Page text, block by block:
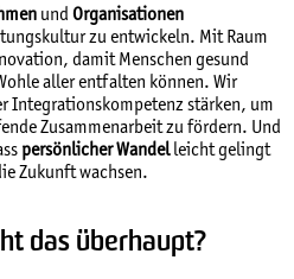
und Organisationen
zu entwickeln. Mit Raum
damit Menschen gesund
aller entfalten können. Wir
Integrationskompetenz stärken, um
Zusammenarbeit zu fördern. Und
persönlicher Wandelleicht gelingt
Zukunft wachsen.
das überhaupt?